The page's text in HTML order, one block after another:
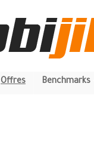
Offres Benchmarks